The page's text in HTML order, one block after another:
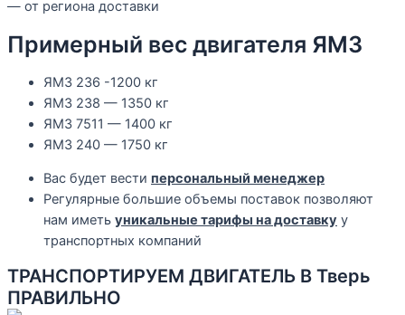
— от региона доставки
Примерный вес двигателя ЯМЗ
ЯМЗ 236 -1200 кг
ЯМЗ 238 — 1350 кг
ЯМЗ 7511 — 1400 кг
ЯМЗ 240 — 1750 кг
Вас будет вести персональный менеджер
Регулярные большие объемы поставок позволяют
нам иметь уникальные тарифы на доставку у
транспортных компаний
ТРАНСПОРТИРУЕМ ДВИГАТЕЛЬ В Тверь
ПРАВИЛЬНО